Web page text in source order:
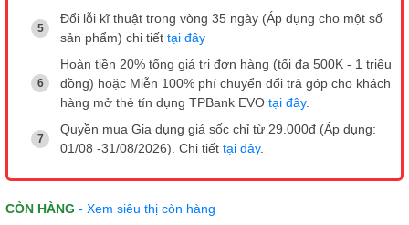
Đổi lỗi kĩ thuật trong vòng 35 ngày (Áp dụng cho một số
sản phẩm) chi tiết tại đây
Hoàn tiền 20% tổng giá trị đơn hàng (tối đa 500K - 1 triệu
đồng) hoặc Miễn 100% phí chuyển đổi trả góp cho khách
hàng mở thẻ tín dụng TPBank EVO tại đây.
Quyền mua Gia dụng giá sốc chỉ từ 29.000đ (Áp dụng:
01/08 -31/08/2026). Chi tiết tại đây.
CÒN HÀNG - Xem siêu thị còn hàng